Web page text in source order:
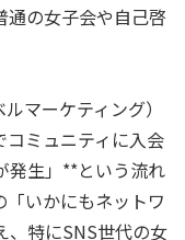
通の女子会や自己啓
マーケティング）
ミュニティに入会
生」**という流れ
いかにもネットワ
、特にSNS世代の女